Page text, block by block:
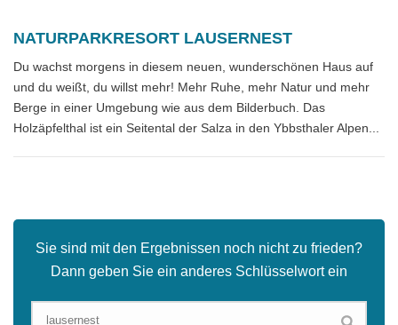
NATURPARKRESORT LAUSERNEST
Du wachst morgens in diesem neuen, wunderschönen Haus auf
und du weißt, du willst mehr! Mehr Ruhe, mehr Natur und mehr
Berge in einer Umgebung wie aus dem Bilderbuch. Das
Holzäpfelthal ist ein Seitental der Salza in den Ybbsthaler Alpen...
Sie sind mit den Ergebnissen noch nicht zu frieden?
Dann geben Sie ein anderes Schlüsselwort ein